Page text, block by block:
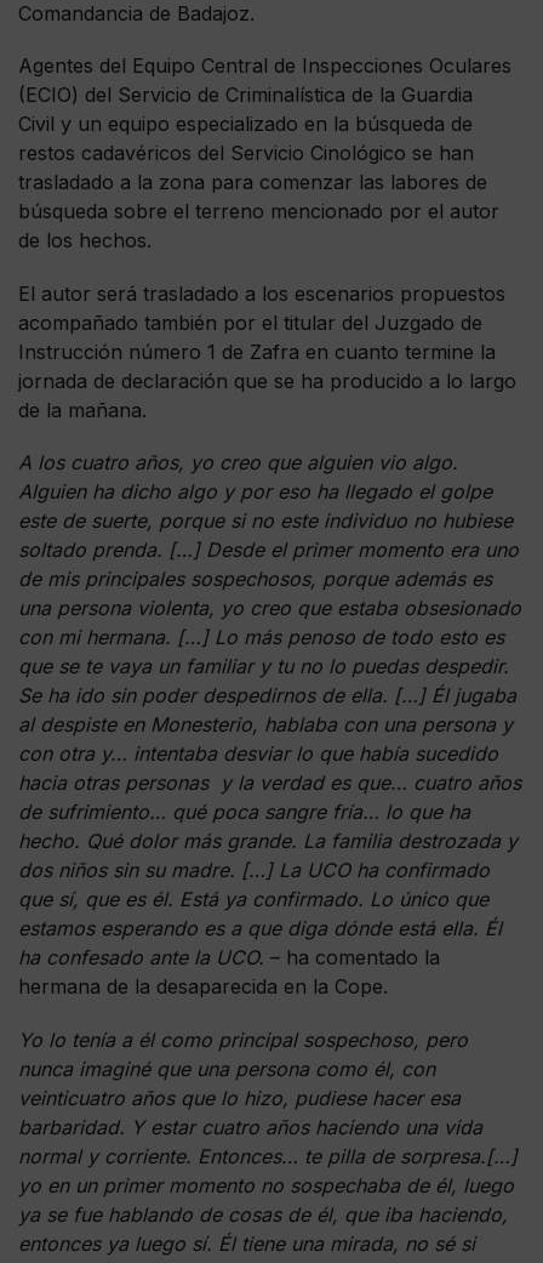
Comandancia de Badajoz.
Agentes del Equipo Central de Inspecciones Oculares
(ECIO) del Servicio de Criminalística de la Guardia
Civil y un equipo especializado en la búsqueda de
restos cadavéricos del Servicio Cinológico se han
trasladado a la zona para comenzar las labores de
búsqueda sobre el terreno mencionado por el autor
de los hechos.
El autor será trasladado a los escenarios propuestos
acompañado también por el titular del Juzgado de
Instrucción número 1 de Zafra en cuanto termine la
jornada de declaración que se ha producido a lo largo
de la mañana.
A los cuatro años, yo creo que alguien vio algo.
Alguien ha dicho algo y por eso ha llegado el golpe
este de suerte, porque si no este individuo no hubiese
soltado prenda. […] Desde el primer momento era uno
de mis principales sospechosos, porque además es
una persona violenta, yo creo que estaba obsesionado
con mi hermana. […] Lo más penoso de todo esto es
que se te vaya un familiar y tu no lo puedas despedir.
Se ha ido sin poder despedirnos de ella. […] Él jugaba
al despiste en Monesterio, hablaba con una persona y
con otra y… intentaba desviar lo que había sucedido
hacia otras personas y la verdad es que… cuatro años
de sufrimiento… qué poca sangre fría… lo que ha
hecho. Qué dolor más grande. La familia destrozada y
dos niños sin su madre. […] La UCO ha confirmado
que sí, que es él. Está ya confirmado. Lo único que
estamos esperando es a que diga dónde está ella. Él
ha confesado ante la UCO. – ha comentado la
hermana de la desaparecida en la Cope.
Yo lo tenía a él como principal sospechoso, pero
nunca imaginé que una persona como él, con
veinticuatro años que lo hizo, pudiese hacer esa
barbaridad. Y estar cuatro años haciendo una vida
normal y corriente. Entonces… te pilla de sorpresa.[…]
yo en un primer momento no sospechaba de él, luego
ya se fue hablando de cosas de él, que iba haciendo,
entonces ya luego sí. Él tiene una mirada, no sé si